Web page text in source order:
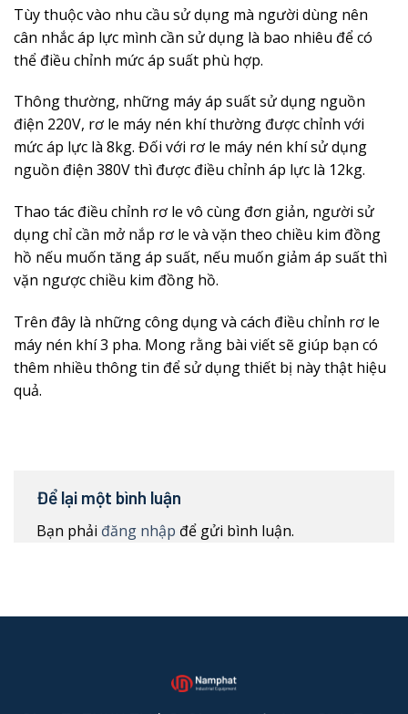
Tùy thuộc vào nhu cầu sử dụng mà người dùng nên
cân nhắc áp lực mình cần sử dụng là bao nhiêu để có
thể điều chỉnh mức áp suất phù hợp.
Thông thường, những máy áp suất sử dụng nguồn
điện 220V, rơ le máy nén khí thường được chỉnh với
mức áp lực là 8kg. Đối với rơ le máy nén khí sử dụng
nguồn điện 380V thì được điều chỉnh áp lực là 12kg.
Thao tác điều chỉnh rơ le vô cùng đơn giản, người sử
dụng chỉ cần mở nắp rơ le và vặn theo chiều kim đồng
hồ nếu muốn tăng áp suất, nếu muốn giảm áp suất thì
vặn ngược chiều kim đồng hồ.
Trên đây là những công dụng và cách điều chỉnh rơ le
máy nén khí 3 pha. Mong rằng bài viết sẽ giúp bạn có
thêm nhiều thông tin để sử dụng thiết bị này thật hiệu
quả.
Để lại một bình luận
Bạn phải đăng nhập để gửi bình luận.